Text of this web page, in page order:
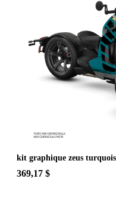
kit graphique zeus
369,17 $